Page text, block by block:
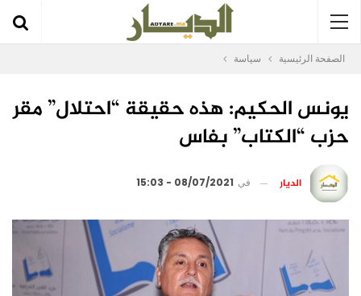
الصفحة الرئيسية سياسة
يونس الحكيم: هذه حقيقة “احتلال” مقر
حزب “الكتاب” بفاس
الديار في 08/07/2021 - 15:03